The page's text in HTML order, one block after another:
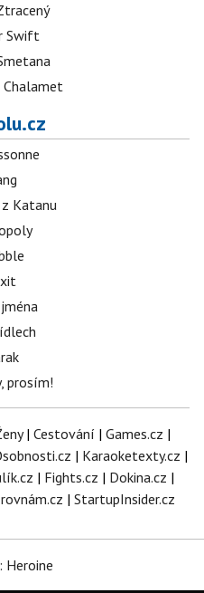
Swift
Katanu
prosím!
| Cestování | Games.cz |
| Karaoketexty.cz |
| Fights.cz | Dokina.cz |
| StartupInsider.cz
Heroine